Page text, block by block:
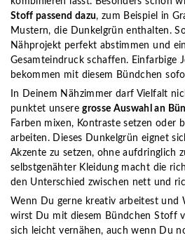
Stoff passend dazu, zum Beispiel in
Mustern, die Dunkelgrün enthalten.
Nähprojekt perfekt abstimmen und
Gesamteindruck schaffen. Einfarbige
bekommen mit diesem Bündchen
In Deinem Nähzimmer darf Vielfalt
punktet unseregrosse Auswahl an
Farben mixen, Kontraste setzen oder
arbeiten. Dieses Dunkelgrün eignet
Akzente zu setzen, ohne aufdringlich
selbstgenähter Kleidung macht die
den Unterschied zwischen nett und
Wenn Du gerne kreativ arbeitest und
wirst Du mit diesem Bündchen Stoff
sich leicht vernähen, auch wenn Du